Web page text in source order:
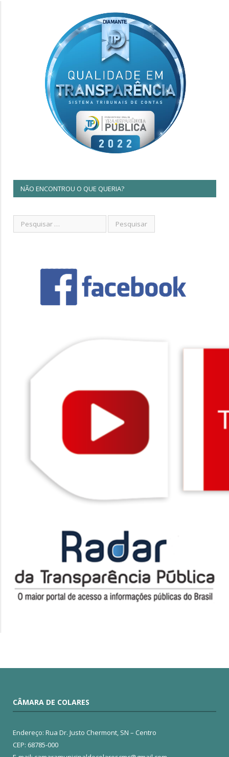
NÃO ENCONTROU O QUE QUERIA?
CÂMARA DE COLARES
Endereço: Rua Dr. Justo Chermont, SN – Centro
CEP: 68785-000